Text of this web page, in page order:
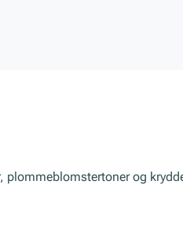
plommeblomstertoner og